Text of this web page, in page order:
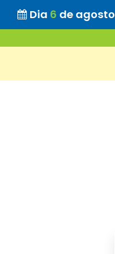
Dia 6 de agosto